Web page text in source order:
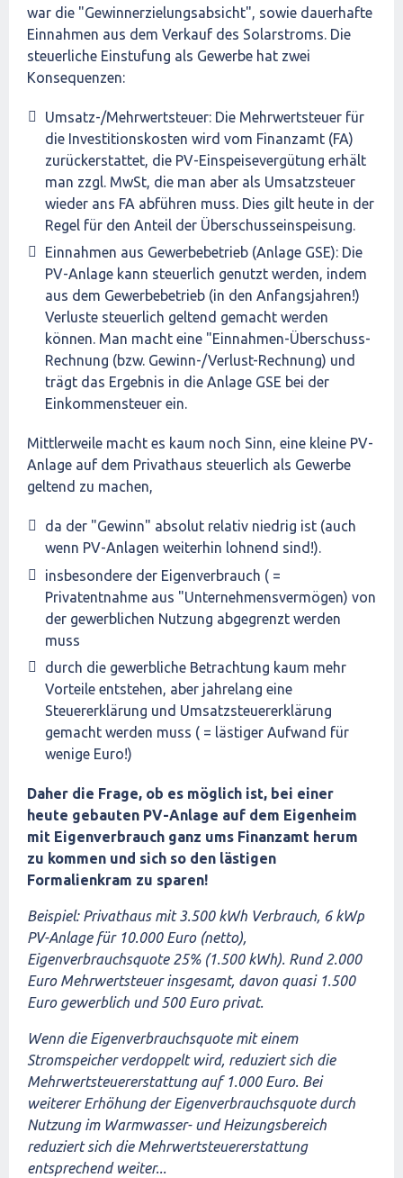
war die "Gewinnerzielungsabsicht", sowie dauerhafte
Einnahmen aus dem Verkauf des Solarstroms. Die
steuerliche Einstufung als Gewerbe hat zwei
Konsequenzen:
Umsatz-/Mehrwertsteuer: Die Mehrwertsteuer für
die Investitionskosten wird vom Finanzamt (FA)
zurückerstattet, die PV-Einspeisevergütung erhält
man zzgl. MwSt, die man aber als Umsatzsteuer
wieder ans FA abführen muss. Dies gilt heute in der
Regel für den Anteil der Überschusseinspeisung.
Einnahmen aus Gewerbebetrieb (Anlage GSE): Die
PV-Anlage kann steuerlich genutzt werden, indem
aus dem Gewerbebetrieb (in den Anfangsjahren!)
Verluste steuerlich geltend gemacht werden
können. Man macht eine "Einnahmen-Überschuss-
Rechnung (bzw. Gewinn-/Verlust-Rechnung) und
trägt das Ergebnis in die Anlage GSE bei der
Einkommensteuer ein.
Mittlerweile macht es kaum noch Sinn, eine kleine PV-
Anlage auf dem Privathaus steuerlich als Gewerbe
geltend zu machen,
da der "Gewinn" absolut relativ niedrig ist (auch
wenn PV-Anlagen weiterhin lohnend sind!).
insbesondere der Eigenverbrauch ( =
Privatentnahme aus "Unternehmensvermögen) von
der gewerblichen Nutzung abgegrenzt werden
muss
durch die gewerbliche Betrachtung kaum mehr
Vorteile entstehen, aber jahrelang eine
Steuererklärung und Umsatzsteuererklärung
gemacht werden muss ( = lästiger Aufwand für
wenige Euro!)
Daher die Frage, ob es möglich ist, bei einer
heute gebauten PV-Anlage auf dem Eigenheim
mit Eigenverbrauch ganz ums Finanzamt herum
zu kommen und sich so den lästigen
Formalienkram zu sparen!
Beispiel: Privathaus mit 3.500 kWh Verbrauch, 6 kWp
PV-Anlage für 10.000 Euro (netto),
Eigenverbrauchsquote 25% (1.500 kWh). Rund 2.000
Euro Mehrwertsteuer insgesamt, davon quasi 1.500
Euro gewerblich und 500 Euro privat.
Wenn die Eigenverbrauchsquote mit einem
Stromspeicher verdoppelt wird, reduziert sich die
Mehrwertsteuererstattung auf 1.000 Euro. Bei
weiterer Erhöhung der Eigenverbrauchsquote durch
Nutzung im Warmwasser- und Heizungsbereich
reduziert sich die Mehrwertsteuererstattung
entsprechend weiter...